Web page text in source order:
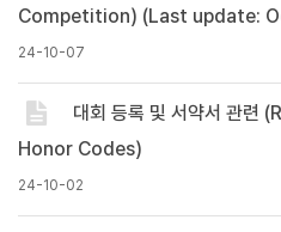
Competition) (Last update:
24-10-07
대회 등록 및 서약서 관
Honor Codes)
24-10-02